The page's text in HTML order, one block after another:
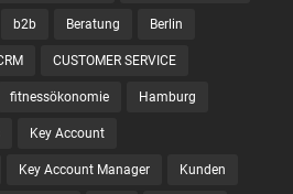
b2b Beratung Berlin
CUSTOMER SERVICE
fitnessökonomie Hamburg
Key Account
Key Account Manager Kunden